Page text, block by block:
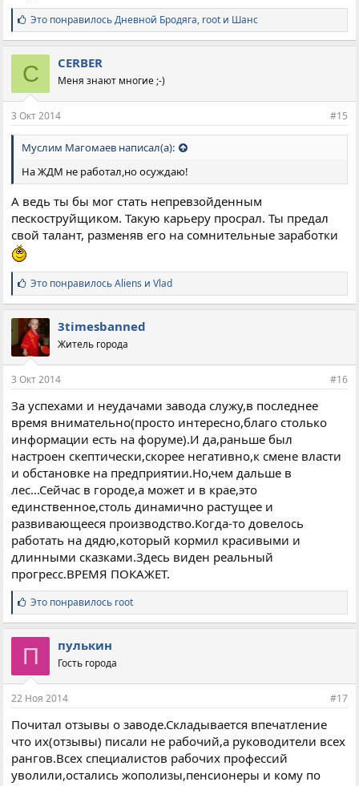
С
и
м
п
а
т
и
:
Это понравилосьДневной Бродяга, root и Шанс
C CERBER
Меня знают многие ;-)
3 Окт 2014 #15
Муслим Магомаев написал(а):
На ЖДМ не работал,но осуждаю!
А ведь ты бы мог стать непревзойденным
пескоструйщиком. Такую карьеру просрал. Ты предал
свой талант, разменяв его на сомнительные заработки
С
и
м
п
а
т
и
:
Это понравилосьAliens иVlad
3timesbanned
Житель города
3 Окт 2014 #16
За успехами и неудачами завода служу,в последнее
время внимательно(просто интересно,благо столько
информации есть на форуме).И да,раньше был
настроен скептически,скорее негативно,к смене власти
и обстановке на предприятии.Но,чем дальше в
лес...Сейчас в городе,а может и в крае,это
единственное,столь динамично растущее и
развивающееся производство.Когда-то довелось
работать на дядю,который кормил красивыми и
длинными сказками.Здесь виден реальный
прогресс.ВРЕМЯ ПОКАЖЕТ.
С
и
м
п
а
и
:
Это понравилось root
П пулькин
Гость города
22 Ноя 2014 #17
Почитал отзывы о заводе.Складывается впечатление
что их(отзывы) писали не рабочий,а руководители всех
рангов.Всех специалистов рабочих профессий
уволили,остались жополизы,пенсионеры и кому по